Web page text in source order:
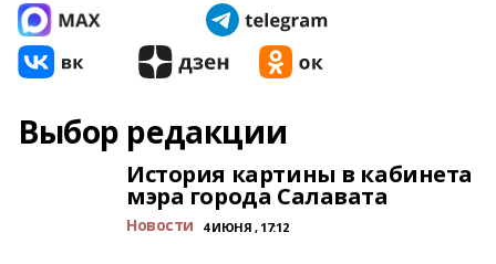
Выбор редакции
История картины в кабинета
мэра города Салавата
Новости 4 ИЮНЯ , 17:12